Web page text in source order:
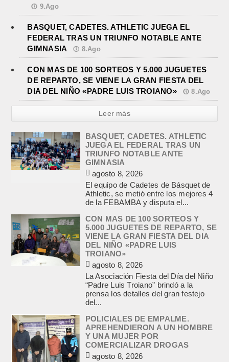
9.Ago
BASQUET, CADETES. ATHLETIC JUEGA EL
FEDERAL TRAS UN TRIUNFO NOTABLE ANTE
GIMNASIA
8.Ago
CON MAS DE 100 SORTEOS Y 5.000 JUGUETES
DE REPARTO, SE VIENE LA GRAN FIESTA DEL
DIA DEL NIÑO «PADRE LUIS TROIANO»
8.Ago
Leer más
BASQUET, CADETES. ATHLETIC
JUEGA EL FEDERAL TRAS UN
TRIUNFO NOTABLE ANTE
GIMNASIA
agosto 8, 2026
El equipo de Cadetes de Básquet de
Athletic, se metió entre los mejores 4
de la FEBAMBA y disputa el...
CON MAS DE 100 SORTEOS Y
5.000 JUGUETES DE REPARTO, SE
VIENE LA GRAN FIESTA DEL DIA
DEL NIÑO «PADRE LUIS
TROIANO»
agosto 8, 2026
La Asociación Fiesta del Día del Niño
“Padre Luis Troiano” brindó a la
prensa los detalles del gran festejo
del...
POLICIALES DE EMPALME.
APREHENDIERON A UN HOMBRE
Y UNA MUJER POR
COMERCIALIZAR DROGAS
agosto 8, 2026